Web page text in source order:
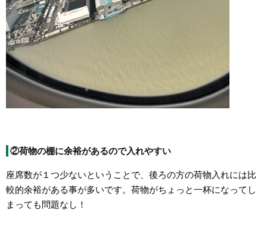
②荷物の棚に余裕があるので入れやすい
座席数が１つ少ないということで、後ろの方の荷物入れには比
較的余裕がある事が多いです。荷物がちょっと一杯になってし
まっても問題なし！